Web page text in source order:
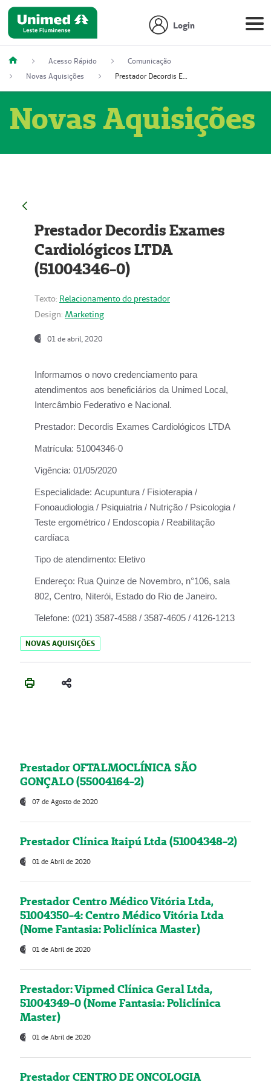
Login
Acesso Rápido
Comunicação
Novas Aquisições
Prestador Decordis Exames Cardiológicos LTDA (51004346-0)
Novas Aquisições
Prestador Decordis Exames
Cardiológicos LTDA
(51004346-0)
Texto: Relacionamento do prestador
Design: Marketing
01 de abril, 2020
Informamos o novo credenciamento para
atendimentos aos beneficiários da Unimed Local,
Intercâmbio Federativo e Nacional.
Prestador: Decordis Exames Cardiológicos LTDA
Matrícula: 51004346-0
Vigência: 01/05/2020
Especialidade: Acupuntura / Fisioterapia /
Fonoaudiologia / Psiquiatria / Nutrição / Psicologia /
Teste ergométrico / Endoscopia / Reabilitação
cardíaca
Tipo de atendimento: Eletivo
Endereço: Rua Quinze de Novembro, n°106, sala
802, Centro, Niterói, Estado do Rio de Janeiro.
Telefone: (021) 3587-4588 / 3587-4605 / 4126-1213
NOVAS AQUISIÇÕES
Prestador OFTALMOCLÍNICA SÃO
GONÇALO (55004164-2)
07 de Agosto de 2020
Prestador Clínica Itaipú Ltda (51004348-2)
01 de Abril de 2020
Prestador Centro Médico Vitória Ltda,
51004350-4: Centro Médico Vitória Ltda
(Nome Fantasia: Policlínica Master)
01 de Abril de 2020
Prestador: Vipmed Clínica Geral Ltda,
51004349-0 (Nome Fantasia: Policlínica
Master)
01 de Abril de 2020
Prestador CENTRO DE ONCOLOGIA